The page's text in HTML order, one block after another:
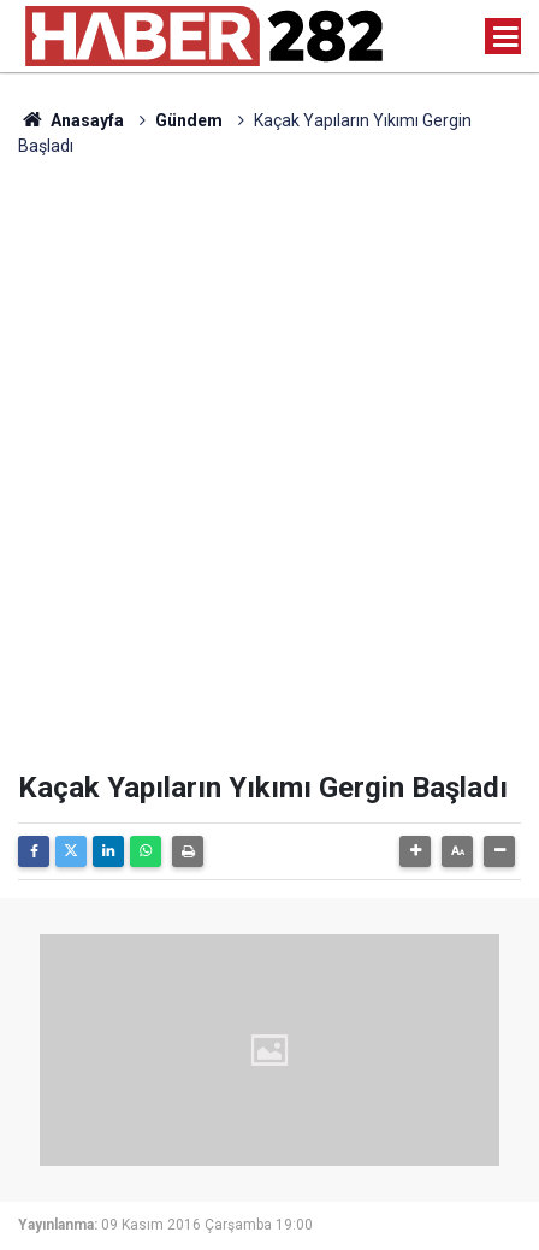
Anasayfa Gündem
Kaçak Yapıların Yıkımı Gergin
Başladı
Kaçak Yapıların Yıkımı Gergin Başladı
Yayınlanma: 09 Kasım 2016 Çarşamba 19:00